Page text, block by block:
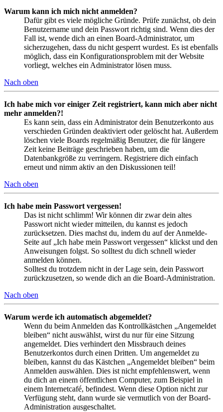
Warum kann ich mich nicht anmelden?
Dafür gibt es viele mögliche Gründe. Prüfe zunächst, ob dein
Benutzername und dein Passwort richtig sind. Wenn dies der
Fall ist, wende dich an einen Board-Administrator, um
sicherzugehen, dass du nicht gesperrt wurdest. Es ist ebenfalls
möglich, dass ein Konfigurationsproblem mit der Website
vorliegt, welches ein Administrator lösen muss.
Nach oben
Ich habe mich vor einiger Zeit registriert, kann mich aber nicht
mehr anmelden?!
Es kann sein, dass ein Administrator dein Benutzerkonto aus
verschieden Gründen deaktiviert oder gelöscht hat. Außerdem
löschen viele Boards regelmäßig Benutzer, die für längere
Zeit keine Beiträge geschrieben haben, um die
Datenbankgröße zu verringern. Registriere dich einfach
erneut und nimm aktiv an den Diskussionen teil!
Nach oben
Ich habe mein Passwort vergessen!
Das ist nicht schlimm! Wir können dir zwar dein altes
Passwort nicht wieder mitteilen, du kannst es jedoch
zurücksetzen. Dies machst du, indem du auf der Anmelde-
Seite auf „Ich habe mein Passwort vergessen“ klickst und den
Anweisungen folgst. So solltest du dich schnell wieder
anmelden können.
Solltest du trotzdem nicht in der Lage sein, dein Passwort
zurückzusetzen, so wende dich an die Board-Administration.
Nach oben
Warum werde ich automatisch abgemeldet?
Wenn du beim Anmelden das Kontrollkästchen „Angemeldet
bleiben“ nicht auswählst, wirst du nur für eine Sitzung
angemeldet. Dies verhindert den Missbrauch deines
Benutzerkontos durch einen Dritten. Um angemeldet zu
bleiben, kannst du das Kästchen „Angemeldet bleiben“ beim
Anmelden auswählen. Dies ist nicht empfehlenswert, wenn
du dich an einem öffentlichen Computer, zum Beispiel in
einem Internetcafé, befindest. Wenn diese Option nicht zur
Verfügung steht, dann wurde sie vermutlich von der Board-
Administration ausgeschaltet.